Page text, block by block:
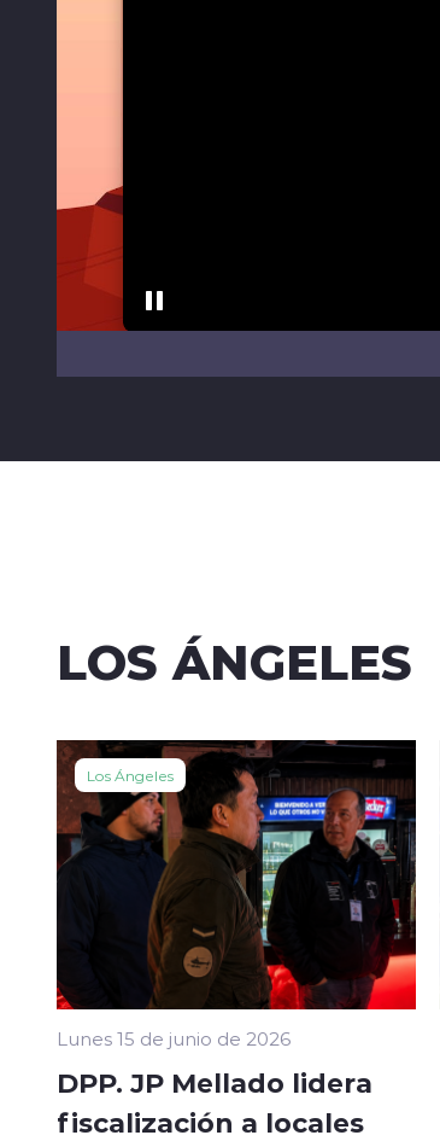
LOS ÁNGELES
Los Ángeles
Lunes 15 de junio de 2026
DPP. JP Mellado lidera
fiscalización a locales